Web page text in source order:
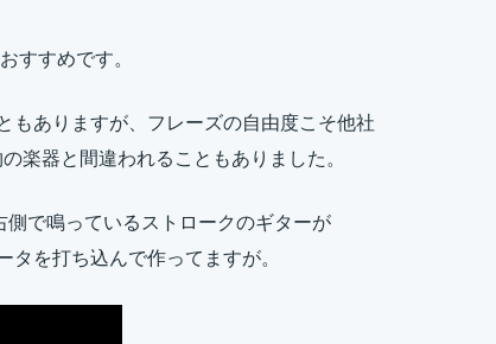
すすめです。
もありますが、フレーズの自由度こそ他社
楽器と間違われることもありました。
で鳴っているストロークのギターが
を打ち込んで作ってますが。